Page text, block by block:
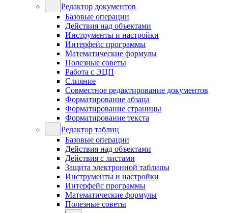
Редактор документов
Базовые операции
Действия над объектами
Инструменты и настройки
Интерфейс программы
Математические формулы
Полезные советы
Работа с ЭЦП
Слияние
Совместное редактирование документов
Форматирование абзаца
Форматирование страницы
Форматирование текста
Редактор таблиц
Базовые операции
Действия над объектами
Действия с листами
Защита электронной таблицы
Инструменты и настройки
Интерфейс программы
Математические формулы
Полезные советы